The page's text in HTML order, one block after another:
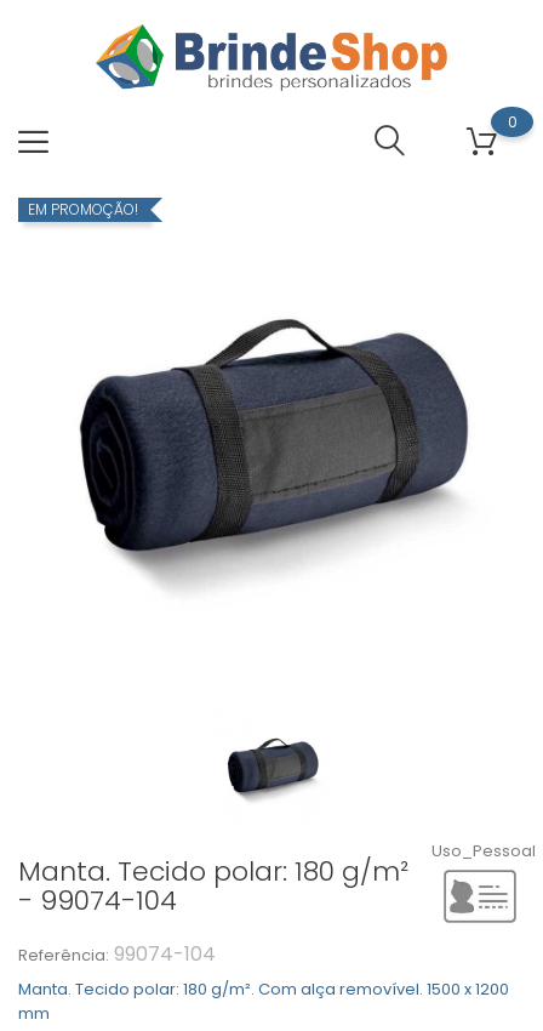
0
EM PROMOÇÃO!
Manta. Tecido polar: 180 g/m²
- 99074-104
Referência: 99074-104
Manta. Tecido polar: 180 g/m². Com alça removível. 1500 x 1200
mm
Uso_Pessoal